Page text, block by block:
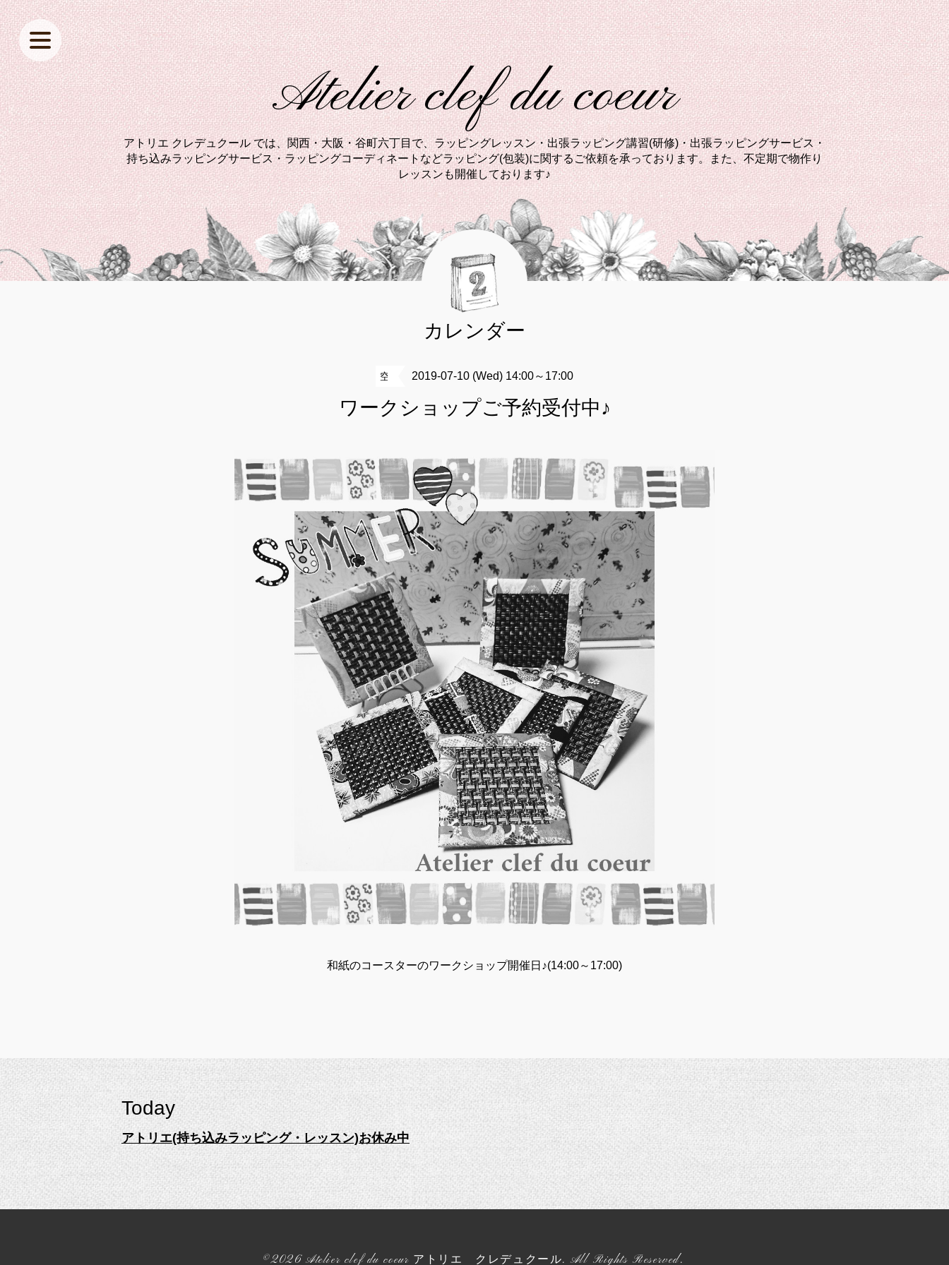
Atelier clef du coeur
アトリエ クレデュクール では、関西・大阪・谷町六丁目で、ラッピングレッスン・出張ラッピング講習(研修)・出張ラッピングサービス・
持ち込みラッピングサービス・ラッピングコーディネートなどラッピング(包装)に関するご依頼を承っております。また、不定期で物作り
レッスンも開催しております♪
カレンダー
空 2019-07-10 (Wed) 14:00～17:00
ワークショップご予約受付中♪
和紙のコースターのワークショップ開催日♪(14:00～17:00)
Today
アトリエ(持ち込みラッピング・レッスン)お休み中
©2026 Atelier clef du coeur アトリエ クレデュクール. All Rights Reserved.